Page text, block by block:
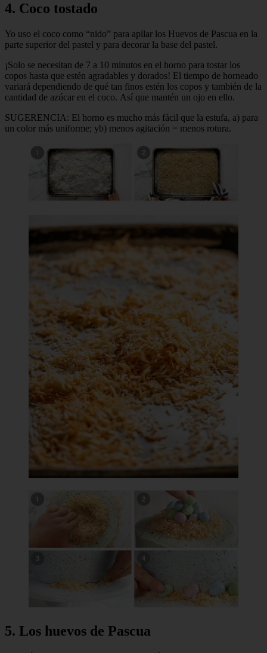
4. Coco tostado
Yo uso el coco como “nido” para apilar los Huevos de Pascua en la
parte superior del pastel y para decorar la base del pastel.
¡Solo se necesitan de 7 a 10 minutos en el horno para tostar los
copos hasta que estén agradables y dorados! El tiempo de horneado
variará dependiendo de qué tan finos estén los copos y también de la
cantidad de azúcar en el coco. Así que mantén un ojo en ello.
SUGERENCIA: El horno es mucho más fácil que la estufa, a) para
un color más uniforme; yb) menos agitación = menos rotura.
5. Los huevos de Pascua